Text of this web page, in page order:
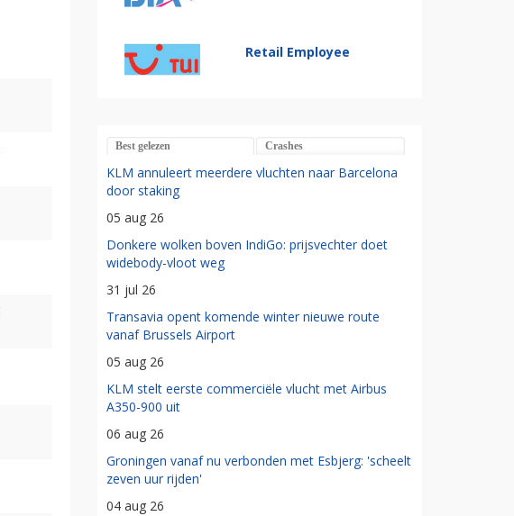
Retail Employee
Best gelezen Crashes
KLM annuleert meerdere vluchten naar Barcelona
door staking
05 aug 26
Donkere wolken boven IndiGo: prijsvechter doet
widebody-vloot weg
31 jul 26
Transavia opent komende winter nieuwe route
vanaf Brussels Airport
05 aug 26
KLM stelt eerste commerciële vlucht met Airbus
A350-900 uit
06 aug 26
Groningen vanaf nu verbonden met Esbjerg: 'scheelt
zeven uur rijden'
04 aug 26